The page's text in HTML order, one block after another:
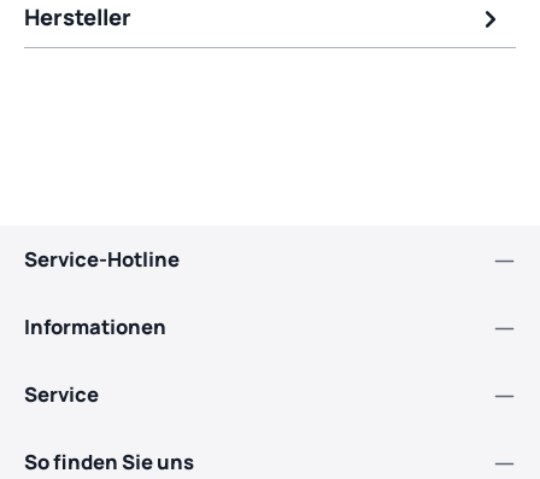
Hersteller
Service-Hotline
Informationen
Service
So finden Sie uns